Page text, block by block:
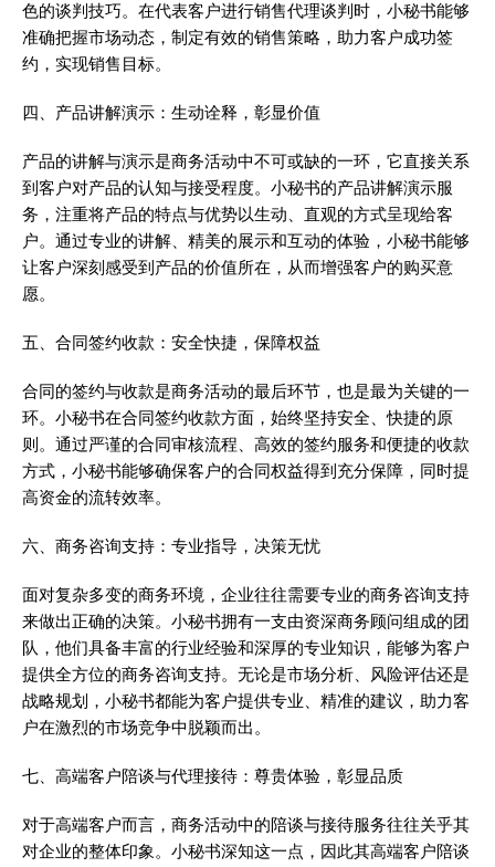
色的谈判技巧。在代表客户进行销售代理谈判时，小秘书能够
准确把握市场动态，制定有效的销售策略，助力客户成功签
约，实现销售目标。
四、产品讲解演示：生动诠释，彰显价值
产品的讲解与演示是商务活动中不可或缺的一环，它直接关系
到客户对产品的认知与接受程度。小秘书的产品讲解演示服
务，注重将产品的特点与优势以生动、直观的方式呈现给客
户。通过专业的讲解、精美的展示和互动的体验，小秘书能够
让客户深刻感受到产品的价值所在，从而增强客户的购买意
愿。
五、合同签约收款：安全快捷，保障权益
合同的签约与收款是商务活动的最后环节，也是最为关键的一
环。小秘书在合同签约收款方面，始终坚持安全、快捷的原
则。通过严谨的合同审核流程、高效的签约服务和便捷的收款
方式，小秘书能够确保客户的合同权益得到充分保障，同时提
高资金的流转效率。
六、商务咨询支持：专业指导，决策无忧
面对复杂多变的商务环境，企业往往需要专业的商务咨询支持
来做出正确的决策。小秘书拥有一支由资深商务顾问组成的团
队，他们具备丰富的行业经验和深厚的专业知识，能够为客户
提供全方位的商务咨询支持。无论是市场分析、风险评估还是
战略规划，小秘书都能为客户提供专业、精准的建议，助力客
户在激烈的市场竞争中脱颖而出。
七、高端客户陪谈与代理接待：尊贵体验，彰显品质
对于高端客户而言，商务活动中的陪谈与接待服务往往关乎其
对企业的整体印象。小秘书深知这一点，因此其高端客户陪谈